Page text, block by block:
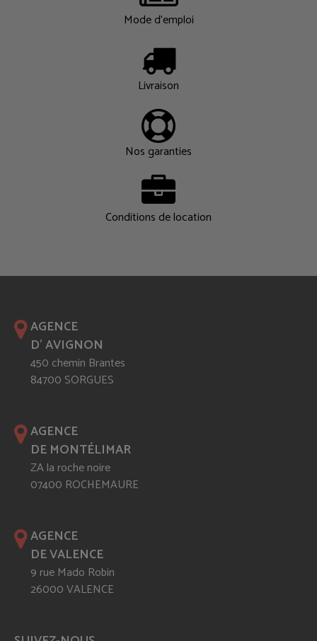
Mode d'emploi
Livraison
Nos garanties
Conditions de location
AGENCE
D' AVIGNON
450 chemin Brantes
84700 SORGUES
AGENCE
DE MONTÉLIMAR
ZA la roche noire
07400 ROCHEMAURE
AGENCE
DE VALENCE
9 rue Mado Robin
26000 VALENCE